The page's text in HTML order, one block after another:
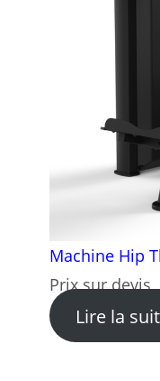
Machine Hip
Prix sur devis
Lire la